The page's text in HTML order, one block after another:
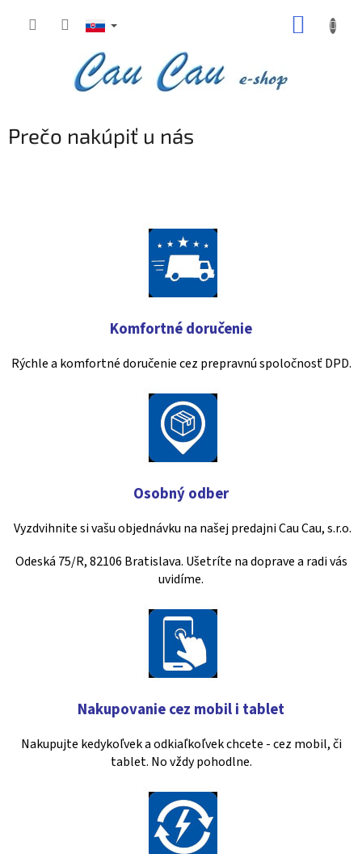
Prečo nakúpiť u nás
Komfortné doručenie
Rýchle a komfortné doručenie cez prepravnú spoločnosť DPD.
Osobný odber
Vyzdvihnite si vašu objednávku na našej predajni Cau Cau, s.r.o.
Odeská 75/R, 82106 Bratislava. Ušetríte na doprave a radi vás
uvidíme.
Nakupovanie cez mobil i tablet
Nakupujte kedykoľvek a odkiaľkoľvek chcete - cez mobil, či
tablet. No vždy pohodlne.